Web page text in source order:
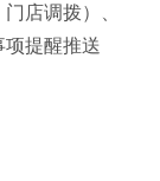
店调拨）、
项提醒推送